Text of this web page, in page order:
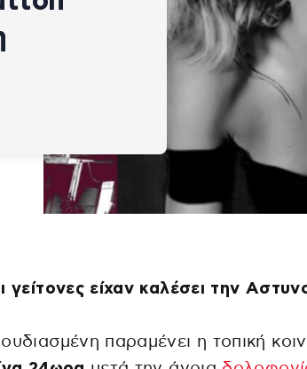
γείτονες είχαν καλέσει την
παραμένει η τοπική